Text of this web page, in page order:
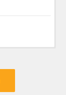
Articolo